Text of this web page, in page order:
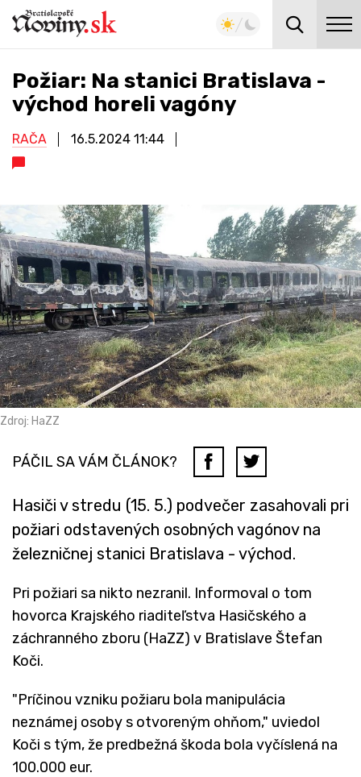
Požiar: Na stanici Bratislava -
východ horeli vagóny
RAČA 16.5.2024 11:44
Zdroj: HaZZ
PÁČIL SA VÁM ČLÁNOK?
Hasiči v stredu (15. 5.) podvečer zasahovali pri
požiari odstavených osobných vagónov na
železničnej stanici Bratislava - východ.
Pri požiari sa nikto nezranil. Informoval o tom
hovorca Krajského riaditeľstva Hasičského a
záchranného zboru (HaZZ) v Bratislave Štefan
Koči.
"Príčinou vzniku požiaru bola manipulácia
neznámej osoby s otvoreným ohňom," uviedol
Koči s tým, že predbežná škoda bola vyčíslená na
100.000 eur.